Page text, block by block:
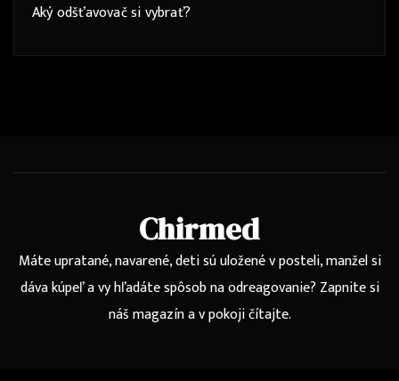
Aký odšťavovač si vybrať?
Chirmed
Máte upratané, navarené, deti sú uložené v posteli, manžel si
dáva kúpeľ a vy hľadáte spôsob na odreagovanie? Zapnite si
náš magazín a v pokoji čítajte.